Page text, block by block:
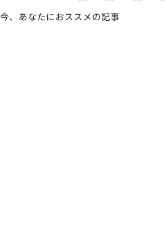
今、あなたにおススメの記事